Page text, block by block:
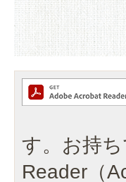
す。お持
Reader（